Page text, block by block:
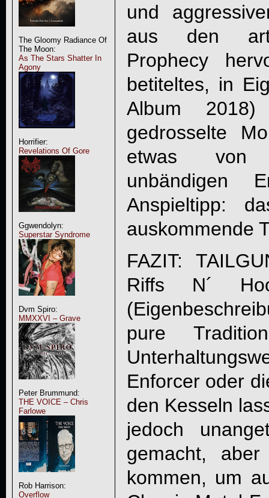
The Gloomy Radiance Of
The Moon:
As The Stars Shatter In
Agony
Horrifier:
Revelations Of Gore
Ggwendolyn:
Superstar Syndrome
Dvm Spiro:
MMXXVI – Grave
Peter Brummund:
THE VOICE – Chris
Farlowe
Rob Harrison:
Overflow
und
aus den
Prophecy
betiteltes, in
Album
gedrosselte
etwas von
unbändigen
Anspieltipp:
auskommende
FAZIT:
Riffs N´
pure
Enforcer oder
den Kesseln
jedoch
gemacht,
kommen, um